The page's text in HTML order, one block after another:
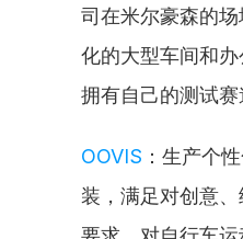
司在米尔豪森的
化的大型车间和
拥有自己的测试赛
OOVIS ：生产个
装，满足对创意